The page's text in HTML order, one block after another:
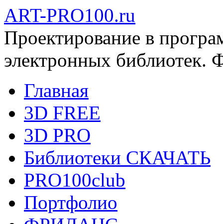
ART-PRO100.ru
Проектирование в
электронных библиотек.
Главная
3D FREE
3D PRO
Библиотеки СКАЧАТЬ
PRO100club
Портфолио